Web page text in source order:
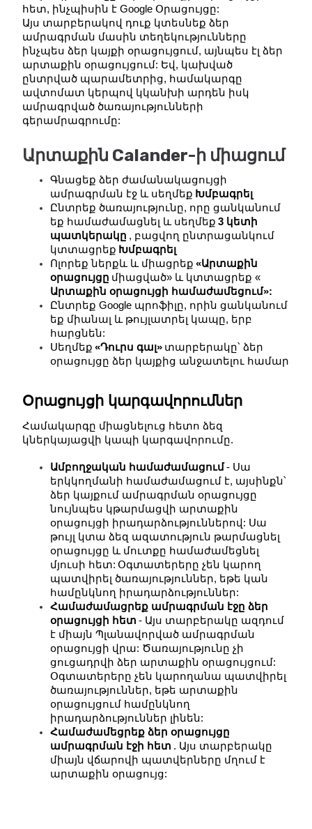
հետ, ինչպիսին է Google Օրացույցը:
Այս տարբերակով դուք կտեսնեք ձեր
ամրագրման մասին տեղեկությունները
ինչպես ձեր կայքի օրացույցում, այնպես էլ ձեր
արտաքին օրացույցում: Եվ, կախված
ընտրված պարամետրից, համակարգը
ավտոմատ կերպով կկանխի արդեն իսկ
ամրագրված ծառայությունների
գերամրագրումը:
Արտաքին Calander-ի միացում
Գնացեք ձեր ժամանակացույցի
ամրագրման էջ և սեղմեք Խմբագրել
Ընտրեք ծառայությունը, որը ցանկանում
եք համաժամացնել և սեղմեք 3 կետի
պատկերակը , բացվող ընտրացանկում
կտտացրեք Խմբագրել
Ոլորեք ներքև և միացրեք «Արտաքին
օրացույցը միացված» և կտտացրեք «
Արտաքին օրացույցի համաժամեցում»:
Ընտրեք Google պրոֆիլը, որին ցանկանում
եք միանալ և թույլատրել կապը, երբ
հարցնեն:
Սեղմեք «Դուրս գալ» տարբերակը՝ ձեր
օրացույցը ձեր կայքից անջատելու համար
Օրացույցի կարգավորումներ
Համակարգը միացնելուց հետո ձեզ
կներկայացվի կապի կարգավորումը.
Ամբողջական համաժամացում- Սա
երկկողմանի համաժամացում է, այսինքն՝
ձեր կայքում ամրագրման օրացույցը
նույնպես կթարմացվի արտաքին
օրացույցի իրադարձություններով: Սա
թույլ կտա ձեզ ազատություն թարմացնել
օրացույցը և մուտքը համաժամեցնել
մյուսի հետ: Օգտատերերը չեն կարող
պատվիրել ծառայություններ, եթե կան
համընկնող իրադարձություններ:
Համաժամացրեք ամրագրման էջը ձեր
օրացույցի հետ - Այս տարբերակը ազդում
է միայն Պլանավորված ամրագրման
օրացույցի վրա: Ծառայությունը չի
ցուցադրվի ձեր արտաքին օրացույցում:
Օգտատերերը չեն կարողանա պատվիրել
ծառայություններ, եթե արտաքին
օրացույցում համընկնող
իրադարձություններ լինեն:
Համաժամեցրեք ձեր օրացույցը
ամրագրման էջի հետ . Այս տարբերակը
միայն վճարովի պատվերները մղում է
արտաքին օրացույց: